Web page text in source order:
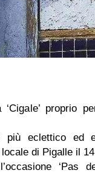
proprio
più eclettico ed
di Pigalle il
‘Pas